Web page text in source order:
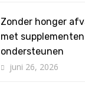
Zonder honger
met
ondersteunen
juni 26, 2026